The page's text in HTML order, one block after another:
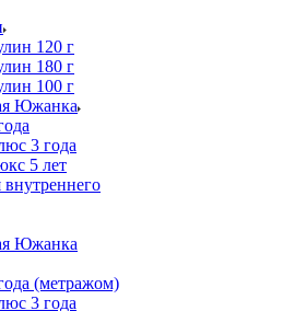
120 г
180 г
100 г
Южанка
3 года
5 лет
Южанка
(метражом)
3 года